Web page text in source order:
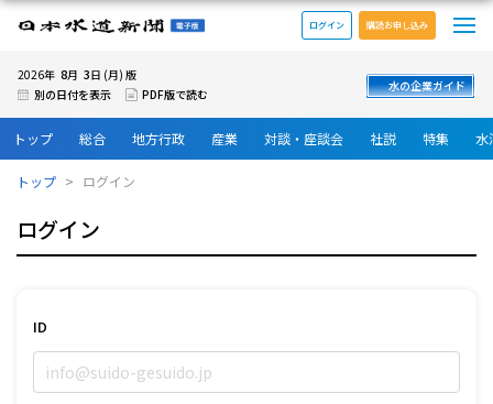
日本水道新聞 電子版
ログイン 購読お申し込み
2026年 8月 3日 (月) 版
別の日付を表示
PDF版で読む
水の企業ガイド
トップ 総合 地方行政 産業 対談・座談会 社説 特集 水
トップ ログイン
ログイン
ID